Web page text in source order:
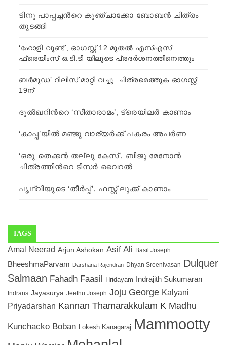
ടിനു പാപ്പച്ചന്‍റെ കുഞ്ചാക്കോ ബോബന്‍ ചിത്രം
തുടങ്ങി
‘ഹോളി വൂണ്ട്’; ഓഗസ്റ്റ് 12 മുതൽ എസ്എസ്
ഫ്രെയിംസ് ഒ.ടി.ടി യിലൂടെ പ്രദർശനത്തിനെത്തും
ബർമുഡ’ റിലീസ് മാറ്റി വച്ചു: ചിത്രമെത്തുക ഓഗസ്റ്റ്
19ന്
ദുല്‍ഖറിന്‍റെ ‘സീതാരാമം’, ട്രെയിലര്‍ കാണാം
‘കാപ്പ’യില്‍ മഞ്ജു വാര്യര്‍ക്ക് പകരം അപര്‍ണ
‘ഒരു തെക്കൻ തല്ലു കേസ്’, ബിജു മേനോന്‍
ചിത്രത്തിന്‍റെ ടീസര്‍ വൈറല്‍
പൃഥ്വിയുടെ ‘തീര്‍പ്പ്’, ഫസ്റ്റ് ലുക്ക് കാണാം
TAGS
Amal Neerad Arjun Ashokan Asif Ali Basil Joseph
BheeshmaParvam Darshana Rajendran Dhyan Sreenivasan Dulquer
Salmaan Fahadh Faasil Hridayam Indrajith Sukumaran
Indrans Jayasurya Jeethu Joseph Joju George Kalyani
Priyadarshan Kannan Thamarakkulam K Madhu
Kunchacko Boban Lokesh Kanagaraj Mammootty